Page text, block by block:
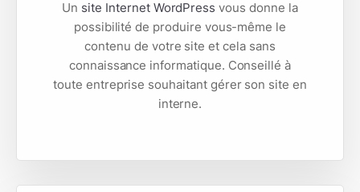
Un site Internet WordPress vous donne la
possibilité de produire vous-même le
contenu de votre site et cela sans
connaissance informatique. Conseillé à
toute entreprise souhaitant gérer son site en
interne.